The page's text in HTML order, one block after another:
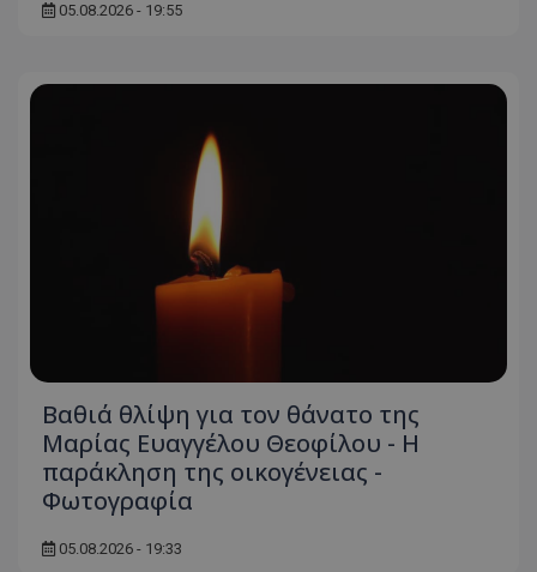
05.08.2026 - 19:55
Βαθιά θλίψη για τον θάνατο της
Μαρίας Ευαγγέλου Θεοφίλου - Η
παράκληση της οικογένειας -
Φωτογραφία
05.08.2026 - 19:33